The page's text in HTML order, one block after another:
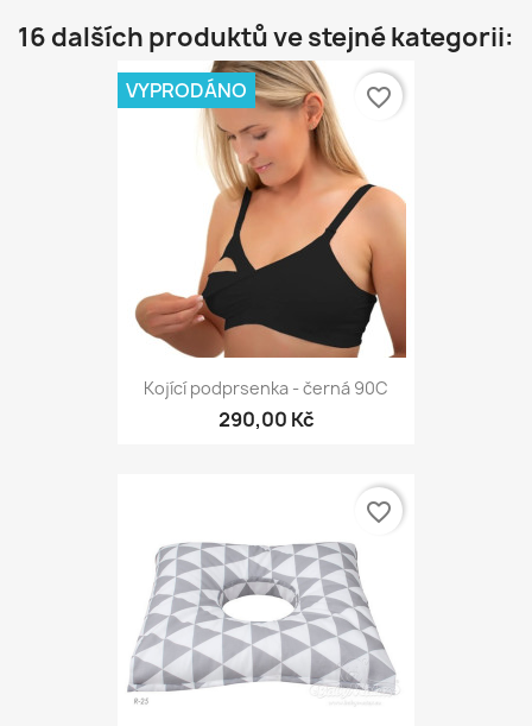
16 dalších produktů ve stejné kategorii:
Kojící podprsenka - černá 90C
290,00 Kč
VYPRODÁNO favorite_border
favorite_border